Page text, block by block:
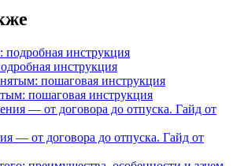
инструкция
пошаговая инструкция
— от договора до отпуска. Гайд от